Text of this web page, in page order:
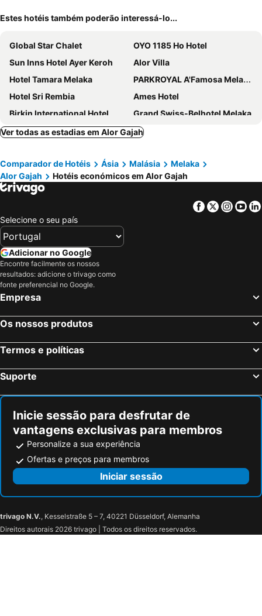
Estes hotéis também poderão interessá-lo...
Global Star Chalet
OYO 1185 Ho Hotel
Sun Inns Hotel Ayer Keroh
Alor Villa
Hotel Tamara Melaka
PARKROYAL A'Famosa Melaka Resort
Hotel Sri Rembia
Ames Hotel
Birkin International Hotel
Grand Swiss-Belhotel Melaka
Swing & Pillows - Klebang, Melaka
Golden Valley Hotel
Hotel Seri Malaysia Melaka
Hotel MetraSquare
906 Premier Hotel
Rivero Boutique Hotel
Kings Green Hotel City Centre Melaka
Ver todas as estadias em Alor Gajah
Comparador de Hotéis Ásia Malásia
Melaka
Alor Gajah
Hotéis económicos em Alor Gajah
Facebook
Twitter
Selecione o seu país
Adicionar no Google
Encontre facilmente os nossos
resultados: adicione o trivago como
fonte preferencial no Google.
Empresa
Os nossos produtos
Termos e políticas
Suporte
Inicie sessão para desfrutar de
vantagens exclusivas para membros
Personalize a sua experiência
Ofertas e preços para membros
Iniciar sessão
trivago N.V., Kesselstraße 5 – 7, 40221 Düsseldorf, Alemanha
Direitos autorais 2026 trivago | Todos os direitos reservados.